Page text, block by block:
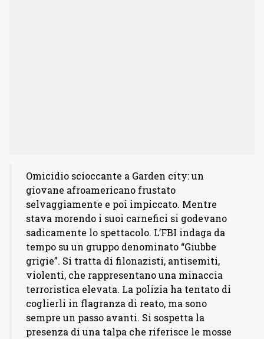
Omicidio scioccante a Garden city: un
giovane afroamericano frustato
selvaggiamente e poi impiccato. Mentre
stava morendo i suoi carnefici si godevano
sadicamente lo spettacolo. L’FBI indaga da
tempo su un gruppo denominato “Giubbe
grigie”. Si tratta di filonazisti, antisemiti,
violenti, che rappresentano una minaccia
terroristica elevata. La polizia ha tentato di
coglierli in flagranza di reato, ma sono
sempre un passo avanti. Si sospetta la
presenza di una talpa che riferisce le mosse